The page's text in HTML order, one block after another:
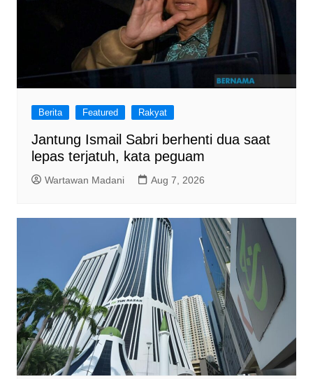
Berita Featured Rakyat
Jantung Ismail Sabri berhenti dua saat
lepas terjatuh, kata peguam
Wartawan Madani Aug 7, 2026